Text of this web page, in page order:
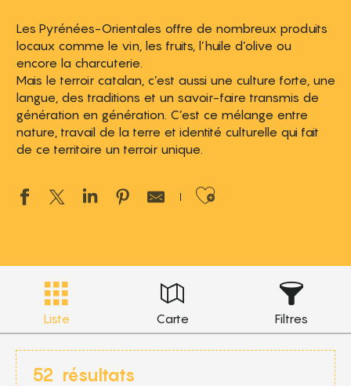
Les Pyrénées-Orientales offre de nombreux produits
locaux comme le vin, les fruits, l’huile d’olive ou
encore la charcuterie.
Mais le terroir catalan, c’est aussi une culture forte, une
langue, des traditions et un savoir-faire transmis de
génération en génération. C’est ce mélange entre
nature, travail de la terre et identité culturelle qui fait
de ce territoire un terroir unique.
Ajouter aux
Liste Carte Filtres
52 résultats